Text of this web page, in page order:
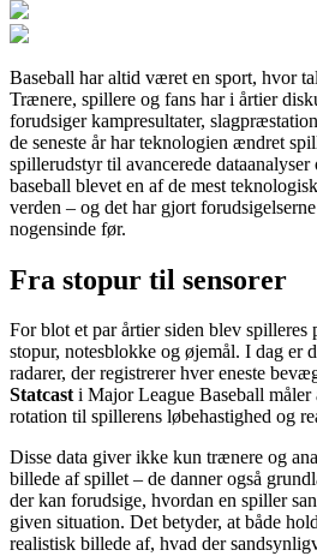
Baseball har altid været en sport, hvor
Trænere, spillere og fans har i årtier
forudsiger kampresultater,
de seneste år har teknologien ændret
spillerudstyr til avancerede
baseball blevet en af de mest
verden – og det har gjort
nogensinde før.
Fra stopur til sensorer
For blot et par årtier siden blev spilleres
stopur, notesblokke og øjemål. I dag er
radarer, der registrerer hver eneste
Statcasti Major League Baseball måler
rotation til spillerens løbehastighed og
Disse data giver ikke kun trænere og
billede af spillet – de danner også
der kan forudsige, hvordan en spiller
given situation. Det betyder, at både
realistisk billede af, hvad der